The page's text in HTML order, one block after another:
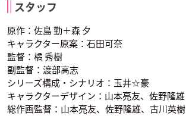
一色愛梨
石飛恵里花
声優：巽悠衣子
渡辺摩利 市原鈴音
スタッフ
原作：佐島 勤＋森 夕
キャラクター原案：石田可奈
監督：橘 秀樹
副監督：渡部高志
シリーズ構成・シナリオ：玉井☆豪
キャラクターデザイン：山本亮友、佐野隆雄
総作画監督：山本亮友、佐野隆雄、古川英樹